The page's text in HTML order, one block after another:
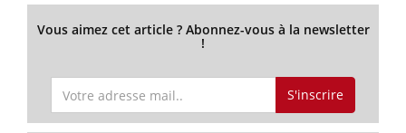
Vous aimez cet article ? Abonnez-vous à la newsletter
!
S'inscrire